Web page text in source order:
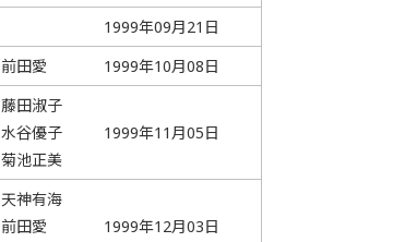
1999年09月21日
前田愛 1999年10月08日
藤田淑子
水谷優子
菊池正美
1999年11月05日
天神有海
前田愛
1999年12月03日